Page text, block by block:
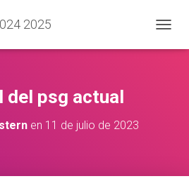
2025
A
del psg actual
en 11 de julio de 2023